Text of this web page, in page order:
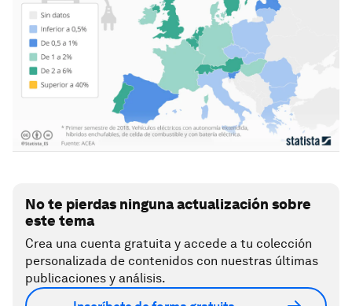
No te pierdas ninguna actualización sobre
este tema
Crea una cuenta gratuita y accede a tu colección
personalizada de contenidos con nuestras últimas
publicaciones y análisis.